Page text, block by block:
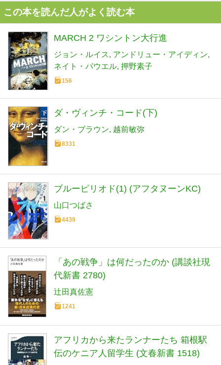
この本を読んだ人がよく読む本
MARCH 2 ワシントン大行進
ジョン・ルイス
アンドリュー・アイディン
ネイト・パウエル 押野素子
156
ダ・ヴィンチ・コード(下)
ダン・ブラウン 越前敏弥
8331
ブルーピリオド(1) (アフタヌーンKC)
山口つばさ
4439
「あの戦争」は何だったのか (講談社現
代新書 2780)
辻田真佐憲
1241
アフリカから来たランナーたち 箱根駅
伝のケニア人留学生 (文春新書 1518)